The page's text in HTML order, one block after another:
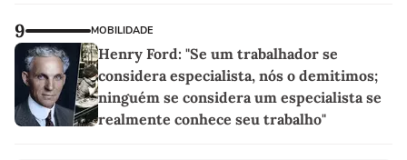
9 MOBILIDADE
Henry Ford: "Se um trabalhador se
considera especialista, nós o demitimos;
ninguém se considera um especialista se
realmente conhece seu trabalho"